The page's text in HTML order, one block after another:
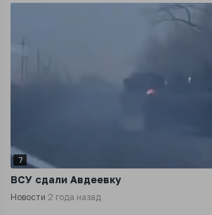
7
ВСУ сдали Авдеевку
Новости 2 года назад